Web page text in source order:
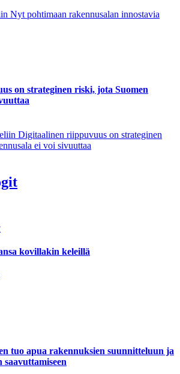
Nyt pohtimaan rakennusalan innostavia
on strateginen riski, jota Suomen
Digitaalinen riippuvuus on strateginen
ei voi sivuuttaa
kovillakin keleillä
tuo apua rakennuksien suunnitteluun ja
saavuttamiseen